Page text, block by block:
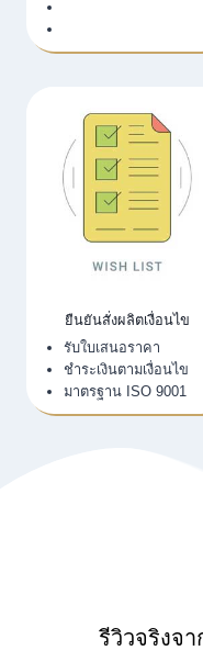
ยืนยันสั่งผลิตเงื่อนไข
รับใบเสนอราคา
ชำระเงินตามเงื่อนไข
มาตรฐาน ISO 9001
รีวิวจริงจ